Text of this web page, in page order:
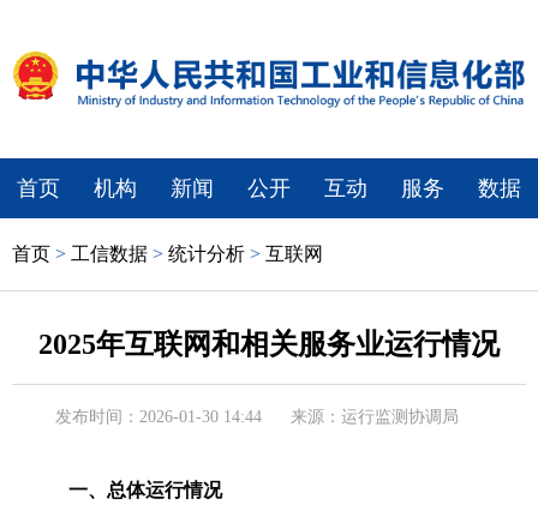
首页 机构 新闻 公开 互动 服务 数据
首页 > 工信数据 > 统计分析 > 互联网
2025年互联网和相关服务业运行情况
发布时间：2026-01-30 14:44 来源：运行监测协调局
一、总体运行情况